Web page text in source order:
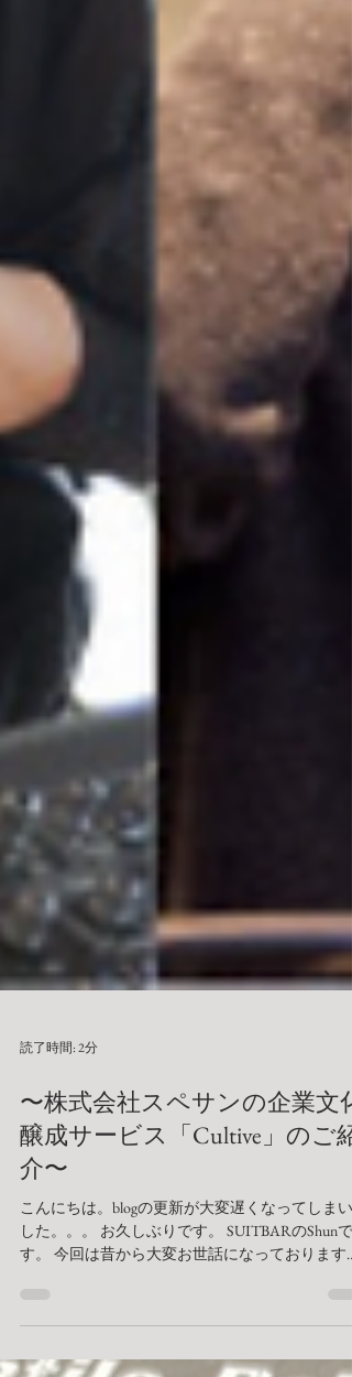
読了時間: 2分
〜株式会社スペサンの企業文化
醸成サービス「Cultive」のご紹
介〜
スペサン様の新たなるサービスのご紹介回になり